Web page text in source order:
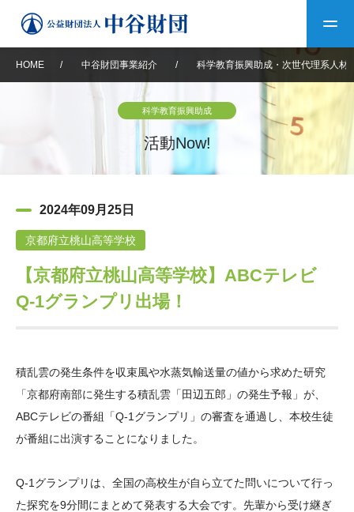
中谷財団について
設立趣意書
沿革 40年史デジタルブック
役員・評議員 公開情報
年報一覧 中谷財団レポート
中谷財団事業紹介
神戸賞 長期大型研究助成
大学院生奨学金
国際学生交流プログラ
ム
科学教育振興助成・
ログラム助成
中谷財団動画紹介
その他情報
アクセス よくあるご質問
サイトマップ 中谷財団アーカイブ
日本語 English
HOME / 中谷財団事業紹介 / 科学教育振興助成・次世代理系人材
科学教育振興助成
活動Now!
2024年09月25日
京都府立桃山高等学校
【京都府立桃山高等学校】ABCテレビ
Q-1グランプリ出場！
積乱雲の発生条件を収束風や水蒸気輸送量の値から求めた研究
「京都府南部に発生する積乱雲「田辺五郎」の発生予報」が、
ABCテレビの番組「Q-1グランプリ」の審査を通過し、本校生徒
が番組に出演することになりました。
Q-1グランプリは、全国の高校生が自ら立てた問いについて行っ
た探究を9分間にまとめて発表する大会です。先輩から受け継ぎ